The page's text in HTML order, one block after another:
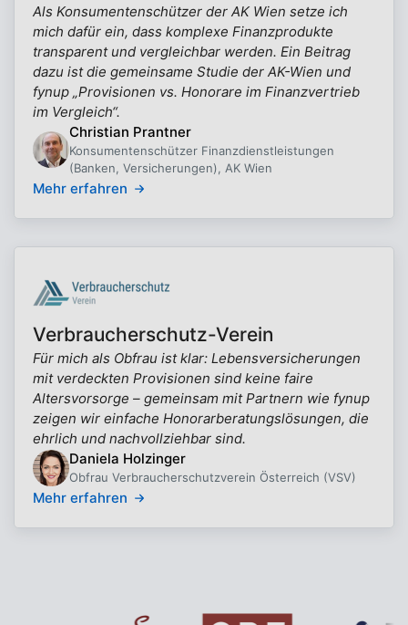
Als Konsumentenschützer der AK Wien setze ich
mich dafür ein, dass komplexe Finanzprodukte
transparent und vergleichbar werden. Ein Beitrag
dazu ist die gemeinsame Studie der AK-Wien und
fynup „Provisionen vs. Honorare im Finanzvertrieb
im Vergleich“.
Christian Prantner
Konsumentenschützer Finanzdienstleistungen
(Banken, Versicherungen), AK Wien
Mehr erfahren
Verbraucherschutz-Verein
Für mich als Obfrau ist klar: Lebensversicherungen
mit verdeckten Provisionen sind keine faire
Altersvorsorge – gemeinsam mit Partnern wie fynup
zeigen wir einfache Honorarberatungslösungen, die
ehrlich und nachvollziehbar sind.
Daniela Holzinger
Obfrau Verbraucherschutzverein Österreich (VSV)
Mehr erfahren